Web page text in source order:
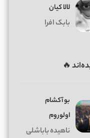
لالا کیان
بابک افرا
🔥
بو آکشام
اولوروم
ناهیده باباشلی